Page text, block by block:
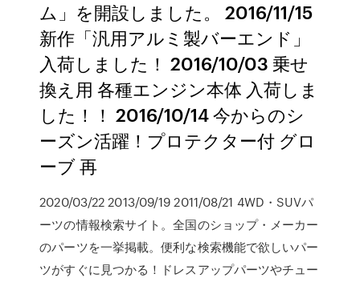
ム」を開設しました。 2016/11/15
新作「汎用アルミ製バーエンド」
入荷しました！ 2016/10/03 乗せ
換え用 各種エンジン本体 入荷しま
した！！ 2016/10/14 今からのシ
ーズン活躍！プロテクター付 グロ
ーブ 再
2020/03/22 2013/09/19 2011/08/21 4WD・SUVパ
ーツの情報検索サイト。全国のショップ・メーカー
のパーツを一挙掲載。便利な検索機能で欲しいパー
ツがすぐに見つかる！ドレスアップパーツやチュー